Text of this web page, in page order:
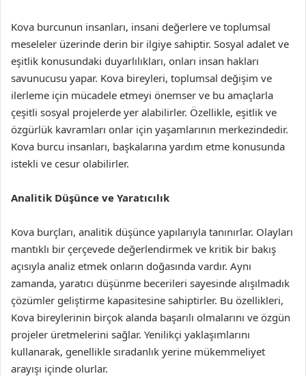
Kova burcunun insanları, insani değerlere ve toplumsal
meseleler üzerinde derin bir ilgiye sahiptir. Sosyal adalet ve
eşitlik konusundaki duyarlılıkları, onları insan hakları
savunucusu yapar. Kova bireyleri, toplumsal değişim ve
ilerleme için mücadele etmeyi önemser ve bu amaçlarla
çeşitli sosyal projelerde yer alabilirler. Özellikle, eşitlik ve
özgürlük kavramları onlar için yaşamlarının merkezindedir.
Kova burcu insanları, başkalarına yardım etme konusunda
istekli ve cesur olabilirler.
Analitik Düşünce ve Yaratıcılık
Kova burçları, analitik düşünce yapılarıyla tanınırlar. Olayları
mantıklı bir çerçevede değerlendirmek ve kritik bir bakış
açısıyla analiz etmek onların doğasında vardır. Aynı
zamanda, yaratıcı düşünme becerileri sayesinde alışılmadık
çözümler geliştirme kapasitesine sahiptirler. Bu özellikleri,
Kova bireylerinin birçok alanda başarılı olmalarını ve özgün
projeler üretmelerini sağlar. Yenilikçi yaklaşımlarını
kullanarak, genellikle sıradanlık yerine mükemmeliyet
arayışı içinde olurlar.